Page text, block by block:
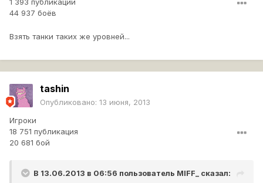
1 393 публикации
44 937 боёв
Взять танки таких же уровней...
tashin
Опубликовано: 13 июня, 2013
Игроки
18 751 публикация
20 681 бой
В 13.06.2013 в 06:56 пользователь MIFF_ сказал: